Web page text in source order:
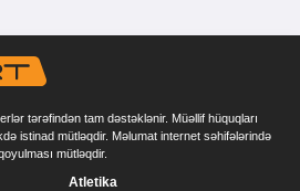
tərəfindən tam dəstəklənir. Müəllif hüquqları
istinad mütləqdir. Məlumat internet səhifələrində
mütləqdir.
Atletika